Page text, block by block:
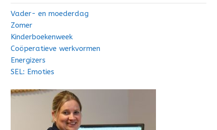
Vader- en moederdag
Zomer
Kinderboekenweek
Coöperatieve werkvormen
Energizers
SEL: Emoties